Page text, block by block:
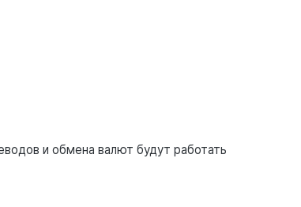
и обмена валют будут работать